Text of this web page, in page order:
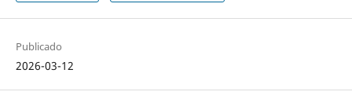
Publicado
2026-03-12